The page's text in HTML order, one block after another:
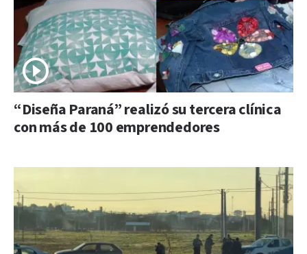
“Diseña Paraná” realizó su tercera clínica
con más de 100 emprendedores